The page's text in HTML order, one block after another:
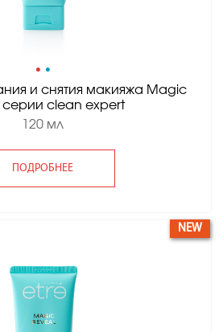
• •
и снятия макияжа Magic
серии clean expert
120 мл
ПОДРОБНЕЕ
NEW